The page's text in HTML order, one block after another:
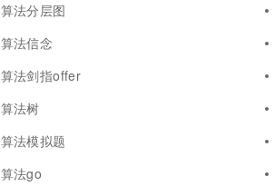
算法分层图
算法信念
算法剑指offer
算法树
算法模拟题
算法go